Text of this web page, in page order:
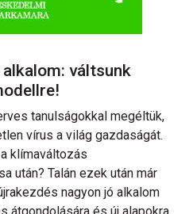
váltsunk
tanulságokkal megéltük,
vírus a világ gazdaságát.
klímaváltozás
után? Talán ezek után már
nagyon jó alkalom